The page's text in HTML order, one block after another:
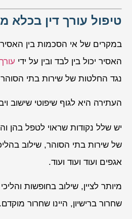
טיפול עורך דין בכלא
במקרים של אי הסכמות בין
האסיר יכול בין לבד ובין על ידי
נגד החלטות של שירות בתי
העתירה היא לגוף שיפוטי שישוב
יש שלל נקודות שראוי לטפל בהן
של שירות בתי הסוהר, שילוב
אגפים ועוד ועוד ועוד.
מיותר לציין, שילוב בחופשות
שחרור ברישיון, היינו שחרור מוקדם.